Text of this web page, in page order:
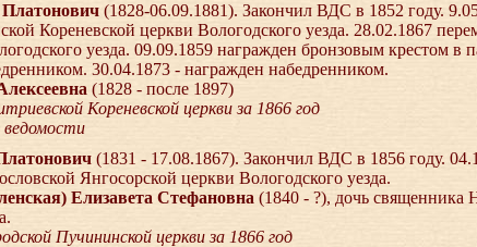
Платонович (1828-06.09.1881). Закончил ВДС в 1852 году.
Кореневской церкви Вологодского уезда. 28.02.1867
уезда. 09.09.1859 награжден бронзовым крестом в
30.04.1873 - награжден набедренником.
(1828 - после 1897)
Кореневской церкви за 1866 год
ведомости
(1831 - 17.08.1867). Закончил ВДС в 1856 году.
Янгосорской церкви Вологодского уезда.
Елизавета Стефановна (1840 - ?), дочь священника
Пучининской церкви за 1866 год